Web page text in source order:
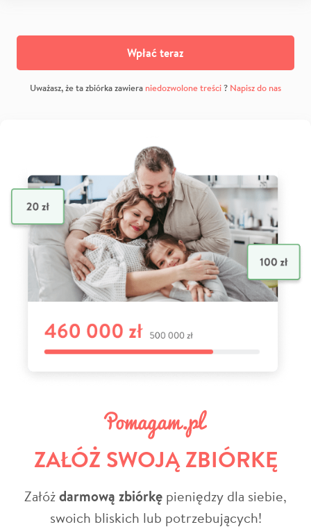
Wpłać teraz
Uważasz, że ta zbiórka zawiera niedozwolone treści? Napisz do nas
ZAŁÓŻ SWOJĄ ZBIÓRKĘ
Załóżdarmową zbiórkę pieniędzy dla siebie,
swoich bliskich lub potrzebujących!